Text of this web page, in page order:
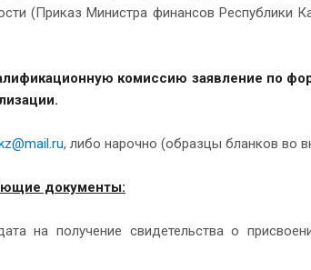
(Приказ Министра финансов Республики
комиссию заявление по
, либо нарочно (образцы бланков во
документы:
на получение свидетельства о